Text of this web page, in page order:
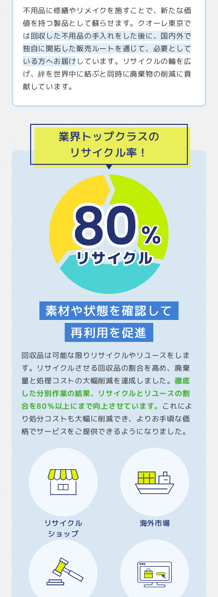
不用品に修繕やリメイクを施すことで、新たな価
値を持つ製品として蘇らせます。クオーレ東京で
は回収した不用品の手入れをした後に、国内外で
独自に開拓した販売ルートを通じて、必要として
いる方へお届け しています。リサイクルの輪を広
げ、絆を世界中に結ぶと同時に廃棄物の削減に貢
献しています。
業界トップクラスの
リサイクル率！
素材や状態を確認して
再利用を促進
回収品は可能な限りリサイクルやリユースをしま
す。リサイクルさせる回収品の割合を高め、廃棄
量と処理コストの大幅削減を達成しました。 徹底
した分別作業の結果、リサイクルとリユースの割
合を80％以上にまで向上させています。 これによ
り処分コストも大幅に削減でき、よりお手頃な価
格でサービスをご提供できるようになりました。
リサイクル
ショップ
海外市場